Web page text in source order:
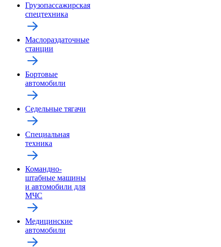
Грузопассажирская
спецтехника
Маслораздаточные
станции
Бортовые
автомобили
Седельные тягачи
Специальная
техника
Командно-
штабные машины
и автомобили для
МЧС
Медицинские
автомобили